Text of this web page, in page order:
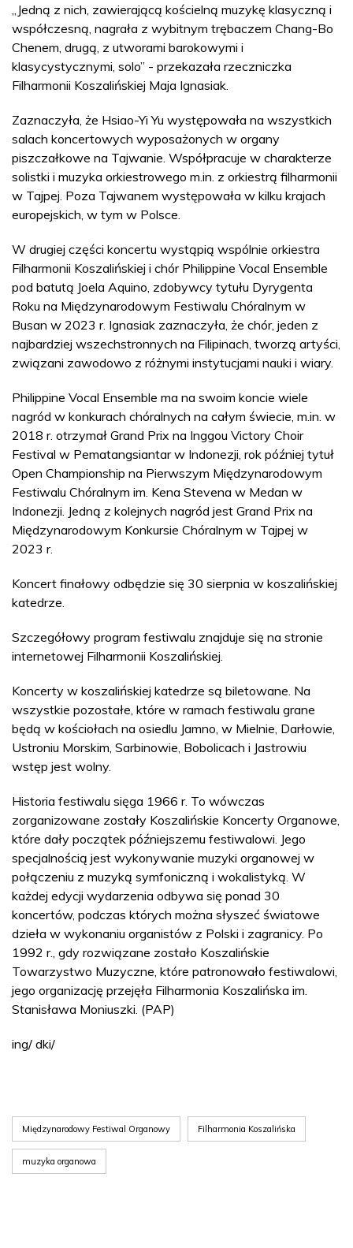
„Jedną z nich, zawierającą kościelną muzykę klasyczną i
współczesną, nagrała z wybitnym trębaczem Chang-Bo
Chenem, drugą, z utworami barokowymi i
klasycystycznymi, solo” - przekazała rzeczniczka
Filharmonii Koszalińskiej Maja Ignasiak.
Zaznaczyła, że Hsiao-Yi Yu występowała na wszystkich
salach koncertowych wyposażonych w organy
piszczałkowe na Tajwanie. Współpracuje w charakterze
solistki i muzyka orkiestrowego m.in. z orkiestrą filharmonii
w Tajpej. Poza Tajwanem występowała w kilku krajach
europejskich, w tym w Polsce.
W drugiej części koncertu wystąpią wspólnie orkiestra
Filharmonii Koszalińskiej i chór Philippine Vocal Ensemble
pod batutą Joela Aquino, zdobywcy tytułu Dyrygenta
Roku na Międzynarodowym Festiwalu Chóralnym w
Busan w 2023 r. Ignasiak zaznaczyła, że chór, jeden z
najbardziej wszechstronnych na Filipinach, tworzą artyści,
związani zawodowo z różnymi instytucjami nauki i wiary.
Philippine Vocal Ensemble ma na swoim koncie wiele
nagród w konkurach chóralnych na całym świecie, m.in. w
2018 r. otrzymał Grand Prix na Inggou Victory Choir
Festival w Pematangsiantar w Indonezji, rok później tytuł
Open Championship na Pierwszym Międzynarodowym
Festiwalu Chóralnym im. Kena Stevena w Medan w
Indonezji. Jedną z kolejnych nagród jest Grand Prix na
Międzynarodowym Konkursie Chóralnym w Tajpej w
2023 r.
Koncert finałowy odbędzie się 30 sierpnia w koszalińskiej
katedrze.
Szczegółowy program festiwalu znajduje się na stronie
internetowej Filharmonii Koszalińskiej.
Koncerty w koszalińskiej katedrze są biletowane. Na
wszystkie pozostałe, które w ramach festiwalu grane
będą w kościołach na osiedlu Jamno, w Mielnie, Darłowie,
Ustroniu Morskim, Sarbinowie, Bobolicach i Jastrowiu
wstęp jest wolny.
Historia festiwalu sięga 1966 r. To wówczas
zorganizowane zostały Koszalińskie Koncerty Organowe,
które dały początek późniejszemu festiwalowi. Jego
specjalnością jest wykonywanie muzyki organowej w
połączeniu z muzyką symfoniczną i wokalistyką. W
każdej edycji wydarzenia odbywa się ponad 30
koncertów, podczas których można słyszeć światowe
dzieła w wykonaniu organistów z Polski i zagranicy. Po
1992 r., gdy rozwiązane zostało Koszalińskie
Towarzystwo Muzyczne, które patronowało festiwalowi,
jego organizację przejęła Filharmonia Koszalińska im.
Stanisława Moniuszki. (PAP)
ing/ dki/
Międzynarodowy Festiwal Organowy Filharmonia Koszalińska
muzyka organowa